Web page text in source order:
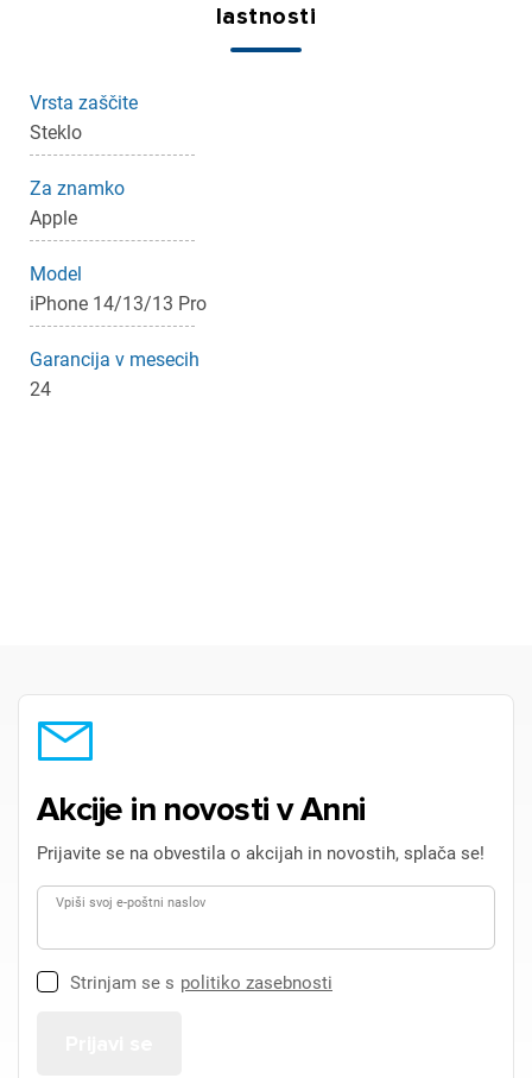
lastnosti
Vrsta zaščite
Steklo
Za znamko
Apple
Model
iPhone 14/13/13 Pro
Garancija v mesecih
24
Akcije in novosti v Anni
Prijavite se na obvestila o akcijah in novostih, splača se!
Vpiši svoj e-poštni naslov
Strinjam se s politiko zasebnosti
Prekliči